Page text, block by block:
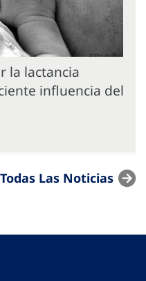
la lactancia
influencia del
Las Noticias